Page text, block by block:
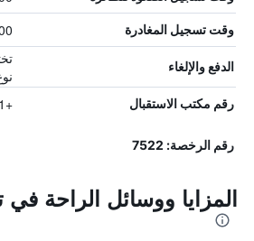
وقت تسجيل المغادرة
الدفع والإلغاء
رقم مكتب الاستقبال +351 220 110 082
رقم الرخصة: 7522
المزايا ووسائل الراحة في